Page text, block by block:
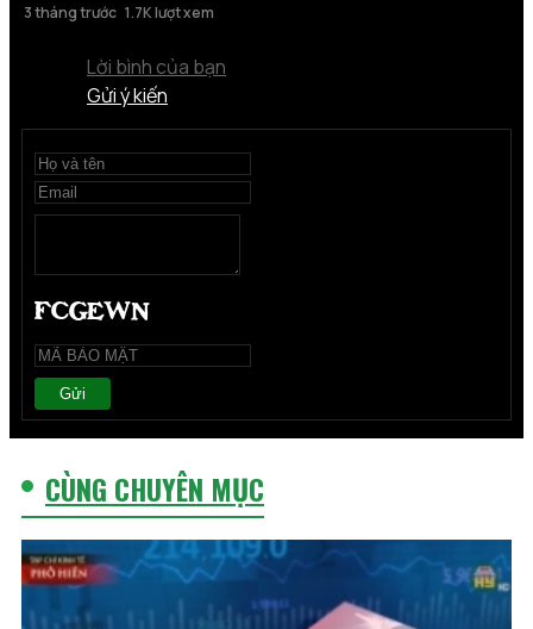
3 tháng trước 1.7K lượt xem
Lời bình của bạn
Gửi ý kiến
Gửi
CÙNG CHUYÊN MỤC